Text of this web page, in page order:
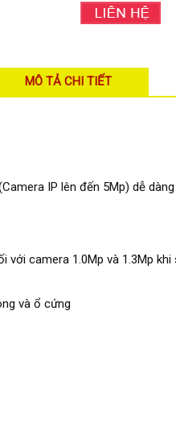
MÔ TẢ CHI TIẾT
IP lên đến 5Mp) dễ
camera 1.0Mp và 1.3Mp
và ổ cứng